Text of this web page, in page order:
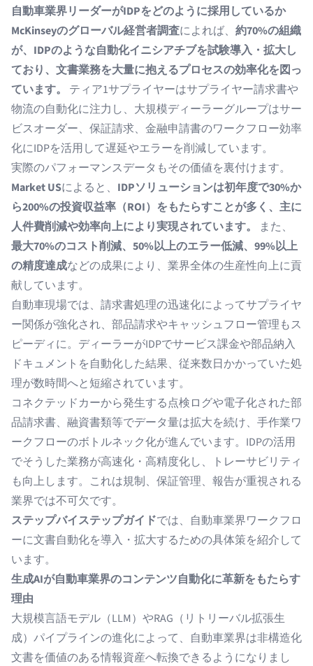
自動車業界リーダーがIDPをどのように採用しているか
McKinseyのグローバル経営者調査によれば、 約70%の組織
が、IDPのような自動化イニシアチブを試験導入・拡大し
ており、文書業務を大量に抱えるプロセスの効率化を図っ
ています。
ティア1サプライヤーはサプライヤー請求書や
物流の自動化に注力し、大規模ディーラーグループはサー
ビスオーダー、保証請求、金融申請書のワークフロー効率
化にIDPを活用して遅延やエラーを削減しています。
実際のパフォーマンスデータもその価値を裏付けます。
Market USによると、 IDPソリューションは初年度で30%か
ら200%の投資収益率（ROI）をもたらすことが多く、主に
人件費削減や効率向上により実現されています。
また、
最大70%のコスト削減、50%以上のエラー低減、99%以上
の精度達成などの成果により、業界全体の生産性向上に貢
献しています。
自動車現場では、 請求書処理の迅速化によってサプライヤ
ー関係が強化され、部品請求やキャッシュフロー管理もス
ピーディに。ディーラーがIDPでサービス課金や部品納入
ドキュメントを自動化した結果、従来数日かかっていた処
理が数時間へと短縮されています。
コネクテッドカーから発生する点検ログや電子化された部
品請求書、融資書類等でデータ量は拡大を続け、手作業ワ
ークフローのボトルネック化が進んでいます。IDPの活用
でそうした業務が高速化・高精度化し、トレーサビリティ
も向上します。これは規制、保証管理、報告が重視される
業界では不可欠です。
ステップバイステップガイドでは、自動車業界ワークフロ
ーに文書自動化を導入・拡大するための具体策を紹介して
います。
生成AIが自動車業界のコンテンツ自動化に革新をもたらす
理由
大規模言語モデル（LLM）やRAG（リトリーバル拡張生
成）パイプラインの進化によって、自動車業界は非構造化
文書を価値のある情報資産へ転換できるようになりまし